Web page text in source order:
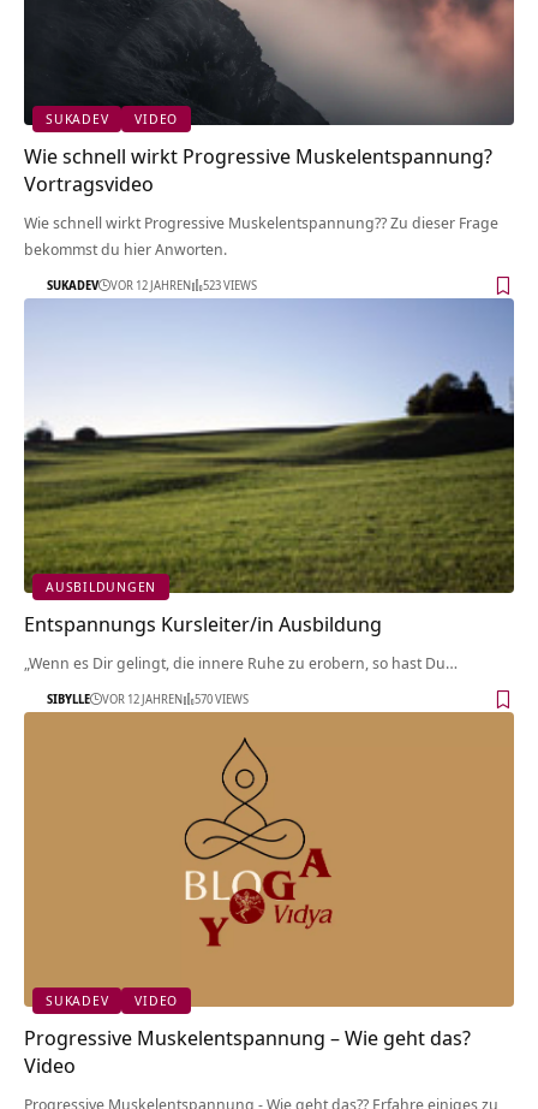
SUKADEV VIDEO
Wie schnell wirkt Progressive Muskelentspannung?
Vortragsvideo
Wie schnell wirkt Progressive Muskelentspannung?? Zu dieser Frage
bekommst du hier Anworten.
SUKADEV VOR 12 JAHREN 523 VIEWS
AUSBILDUNGEN
Entspannungs Kursleiter/in Ausbildung
„Wenn es Dir gelingt, die innere Ruhe zu erobern, so hast Du…
SIBYLLE VOR 12 JAHREN 570 VIEWS
SUKADEV VIDEO
Progressive Muskelentspannung – Wie geht das?
Video
Progressive Muskelentspannung - Wie geht das?? Erfahre einiges zu